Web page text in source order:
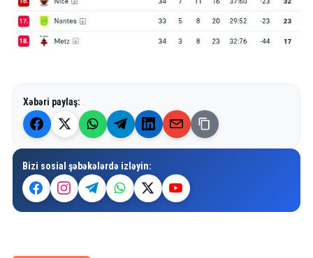
Xəbəri paylaş:
Bizi sosial şəbəkələrdə izləyin: